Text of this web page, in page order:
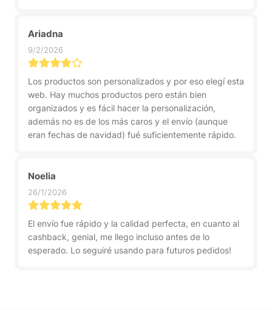
Ariadna
9/2/2026
Los productos son personalizados y por eso elegí esta
web. Hay muchos productos pero están bien
organizados y es fácil hacer la personalización,
además no es de los más caros y el envío (aunque
eran fechas de navidad) fué suficientemente rápido.
Noelia
26/1/2026
El envío fue rápido y la calidad perfecta, en cuanto al
cashback, genial, me llego incluso antes de lo
esperado. Lo seguiré usando para futuros pedidos!